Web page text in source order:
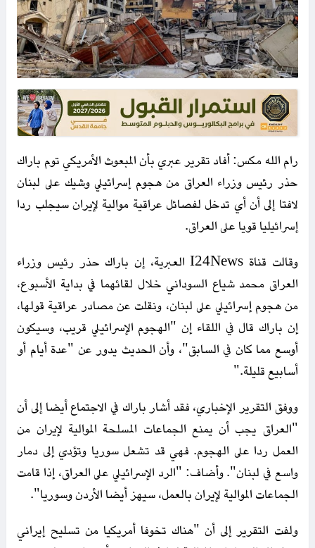
رام الله مكس: أفاد تقرير عبري بأن المبعوث الأمريكي توم باراك
حذر رئيس وزراء العراق من هجوم إسرائيلي وشيك على لبنان
لافتا إلى أن أي تدخل لفصائل عراقية موالية لإيران سيجلب ردا
إسرائيليا قويا على العراق.
وقالت قناة I24News العبرية، إن باراك حذر رئيس وزراء
العراق محمد شياع السوداني خلال لقائهما في بداية الأسبوع،
من هجوم إسرائيلي على لبنان، ونقلت عن مصادر عراقية قولها،
إن باراك قال في اللقاء إن "الهجوم الإسرائيلي قريب، وسيكون
أوسع مما كان في السابق"، وأن الحديث يدور عن "عدة أيام أو
أسابيع قليلة."
ووفق التقرير الإخباري، فقد أشار باراك في الاجتماع أيضا إلى أن
"العراق يجب أن يمنع الجماعات المسلحة الموالية لإيران من
العمل ردا على الهجوم. فهي قد تشعل سوريا وتؤدي إلى دمار
واسع في لبنان". وأضاف: "الرد الإسرائيلي على العراق، إذا قامت
الجماعات الموالية لإيران بالعمل، سيهز أيضا الأردن وسوريا".
ولفت التقرير إلى أن "هناك تخوفا أمريكيا من تسليح إيراني